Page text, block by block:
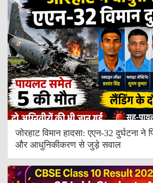
जोरहाट विमान हादसा: एएन-32 दुर्घटना ने
और आधुनिकीकरण से जुड़े सवाल